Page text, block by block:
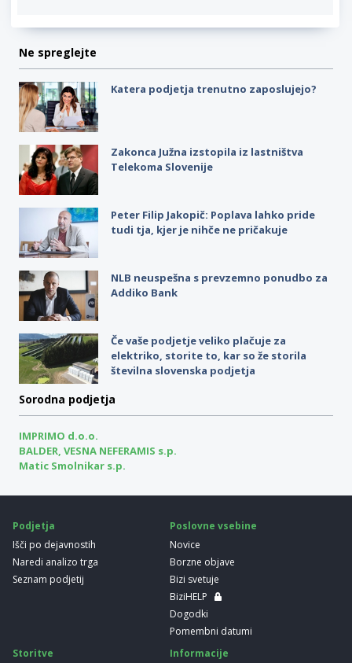
Ne spreglejte
Katera podjetja trenutno zaposlujejo?
Zakonca Južna izstopila iz lastništva
Telekoma Slovenije
Peter Filip Jakopič: Poplava lahko pride
tudi tja, kjer je nihče ne pričakuje
NLB neuspešna s prevzemno ponudbo za
Addiko Bank
Če vaše podjetje veliko plačuje za
elektriko, storite to, kar so že storila
številna slovenska podjetja
Sorodna podjetja
IMPRIMO d.o.o.
BALDER, VESNA NEFERAMIS s.p.
Matic Smolnikar s.p.
Podjetja
Išči po dejavnostih
Naredi analizo trga
Seznam podjetij
Poslovne vsebine
Novice
Borzne objave
Bizi svetuje
BiziHELP
Dogodki
Pomembni datumi
Storitve
Informacije